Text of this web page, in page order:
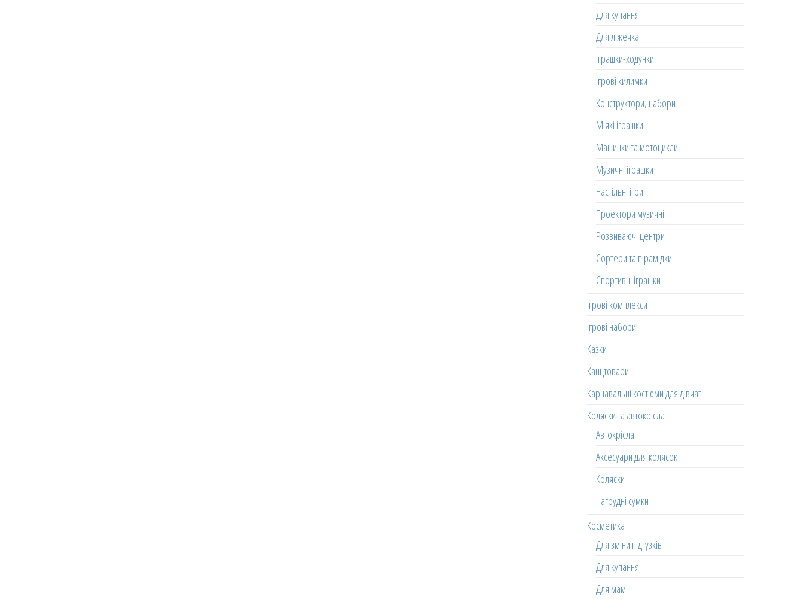
Для купання
Для ліжечка
Іграшки-ходунки
Ігрові килимки
Конструктори, набори
М'які іграшки
Машинки та мотоцикли
Музичні іграшки
Настільні ігри
Проектори музичні
Розвиваючі центри
Сортери та пірамідки
Спортивні іграшки
Ігрові комплекси
Ігрові набори
Казки
Канцтовари
Карнавальні костюми для дівчат
Коляски та автокрісла
Автокрісла
Аксесуари для колясок
Коляски
Нагрудні сумки
Косметика
Для зміни підгузків
Для купання
Для мам